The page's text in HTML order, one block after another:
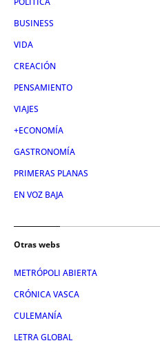
BUSINESS
VIDA
CREACIÓN
PENSAMIENTO
VIAJES
+ECONOMÍA
GASTRONOMÍA
PRIMERAS PLANAS
EN VOZ BAJA
Otras webs
METRÓPOLI ABIERTA
CRÓNICA VASCA
CULEMANÍA
LETRA GLOBAL